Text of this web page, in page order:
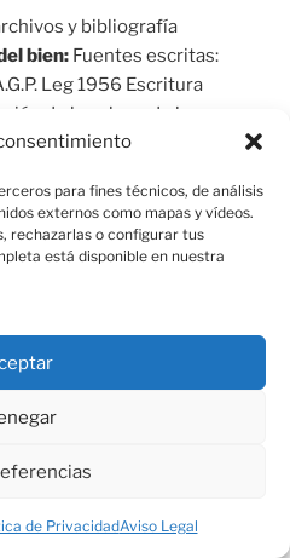
para fines técnicos, de análisis
externos como mapas y vídeos.
rechazarlas o configurar tus
está disponible en nuestra
de PrivacidadAviso Legal
y bibliografía
bien: Fuentes escritas:
Leg 1956 Escritura
de las obras de la
nº 3. Fuentes cartográficas:
mapa general serie L.
inédito ¿La Granjilla
Cervera Vera. Conjunto
en El Escorial¿
de la Comunidad de